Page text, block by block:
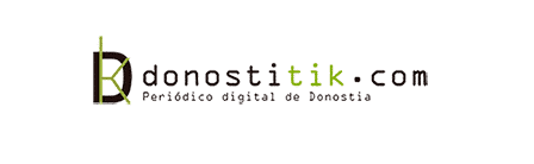
contenido